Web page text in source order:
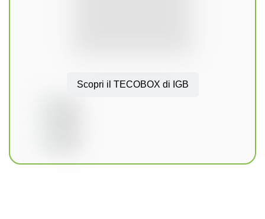
Scopri il TECOBOX di IGB